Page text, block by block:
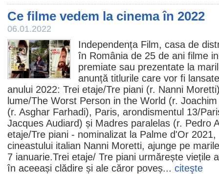
Ce filme vedem la cinema în 2022
06.01.2022
Independența Film, casa de
în România de 25 de ani filme
premiate sau prezentate la
anunță titlurile care vor fi
anului 2022: Trei etaje/Tre piani (r. Nanni Moretti
lume/The Worst Person in the World (r.
(r. Asghar Farhadi), Paris, arondismentul 13/
Jacques Audiard) și Madres paralelas (r. Pedro
etaje/Tre piani - nominalizat la Palme d'Or
cineastului italian Nanni Moretti, ajunge pe
7 ianuarie.Trei etaje/ Tre piani urmărește viețile
în aceeași clădire și ale căror poveș... citeşte